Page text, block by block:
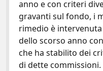
anno e con criteri
gravanti sul fondo, i
rimedio è intervenuta
dello scorso anno
che ha stabilito dei
di dette